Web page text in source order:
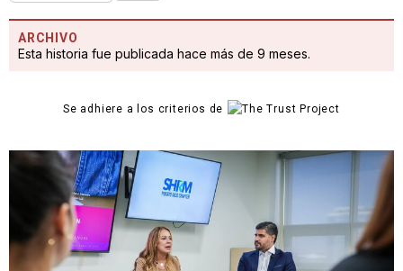
ARCHIVO
Esta historia fue publicada hace más de 9 meses.
Se adhiere a los criterios de